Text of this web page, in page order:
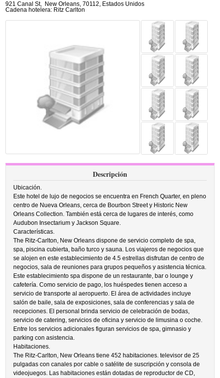
921 Canal St, New Orleans,70112, Estados Unidos
Cadena hotelera: Ritz Carlton
Descripción
Ubicación.
Este hotel de lujo de negocios se encuentra en French Quarter, en pleno
centro de Nueva Orleans, cerca de Bourbon Street y Historic New
Orleans Collection. También está cerca de lugares de interés, como
Audubon Insectarium y Jackson Square.
Características.
The Ritz-Carlton, New Orleans dispone de servicio completo de spa,
spa, piscina cubierta, baño turco y sauna. Los viajeros de negocios que
se alojen en este establecimiento de 4.5 estrellas disfrutan de centro de
negocios, sala de reuniones para grupos pequeños y asistencia técnica.
Este establecimiento spa dispone de un restaurante, bar o lounge y
cafetería. Como servicio de pago, los huéspedes tienen acceso a
servicio de transporte al aeropuerto. El área de actividades incluye
salón de baile, sala de exposiciones, sala de conferencias y sala de
recepciones. El personal brinda servicio de celebración de bodas,
servicio de catering, servicios de oficina y servicio de limusina o coche.
Entre los servicios adicionales figuran servicios de spa, gimnasio y
parking con asistencia.
Habitaciones.
The Ritz-Carlton, New Orleans tiene 452 habitaciones. televisor de 25
pulgadas con canales por cable o satélite de suscripción y consola de
videojuegos. Las habitaciones están dotadas de reproductor de CD,